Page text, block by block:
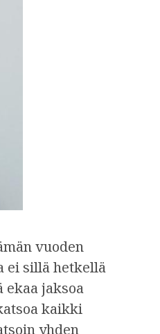
vuoden
ei sillä hetkellä
jaksoa
kaikki
yhden